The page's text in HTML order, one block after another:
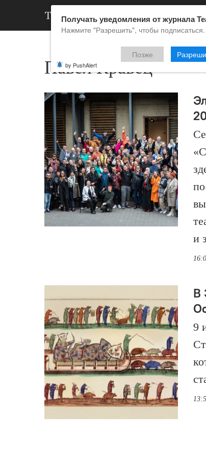
Павел Кравец
и
В
9
Получать уведомления от журнала
Нажмите "Разрешить", чтобы подписаться.
Позже
by PushAlert